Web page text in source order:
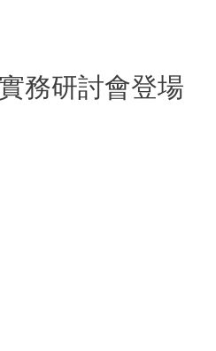
務研討會登場